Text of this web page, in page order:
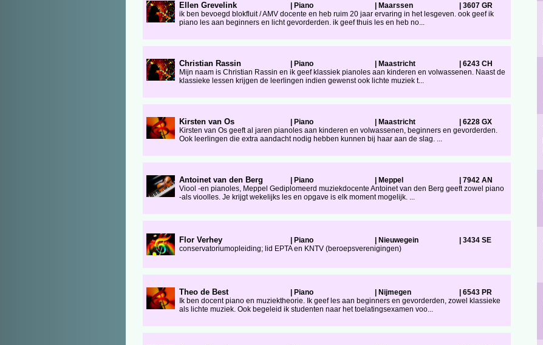
Ellen Grevelink Piano Maarssen
3607 GR
ik ben bevoegd blokfluit / AMV docente en heb ruim 20 jaar ervaring in het lesgeven. ook geef ik
piano les aan beginners en licht gevorderden. ik geef thuis les en heb no...
Christian Rassin Piano Maastricht
6243 CH
Mijn naam is Christian Rassin en ik geef klassiek pianoles aan kinderen en volwassenen. Naast de
klassieke lessen krijgen de leerlingen indien gewenst ook lichte muziek t...
Kirsten van Os Piano Maastricht
6228 GX
Kirsten van Os geeft al jaren pianoles aan kinderen en volwassenen, beginners en gevorderden.
Ook leerlingen die extra aandacht nodig hebben kunnen bij haar aan de slag. ...
Antoinet van den Berg Piano Meppel
7942 AN
Viool -en pianoles, Meppel Gediplomeerd muziekdocente Antoinet van den Berg geeft zowel piano
-als vioolles. Je krijgt wekelijks les en opgave is elk moment mogelijk. ...
Flor Verhey Piano Nieuwegein
3434 SE
conservatoriumopleiding; lid EPTA en KNTV (beroepsverenigingen)
Theo de Best Piano Nijmegen
6543 PR
Ik ben docent piano en muziektheorie. Ik geef les aan beginners en gevorderden, zowel klassieke
als lichte muziek. Ook begeleid ik studenten naar het toelatingsexamen voo...